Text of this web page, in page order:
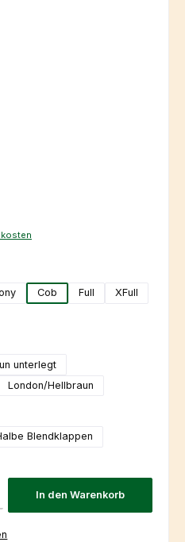
Cob Full
XFull
unterlegt
London/Hellbraun
Blendklappen
In den Warenkorb